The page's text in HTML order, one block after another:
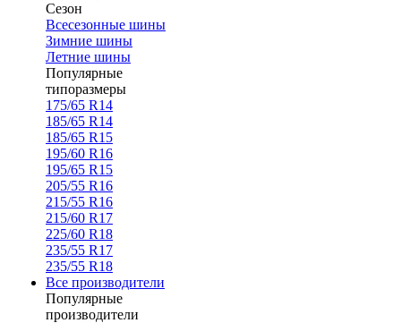
Сезон
Всесезонные шины
Зимние шины
Летние шины
Популярные
типоразмеры
175/65 R14
185/65 R14
185/65 R15
195/60 R16
195/65 R15
205/55 R16
215/55 R16
215/60 R17
225/60 R18
235/55 R17
235/55 R18
Все производители
Популярные
производители